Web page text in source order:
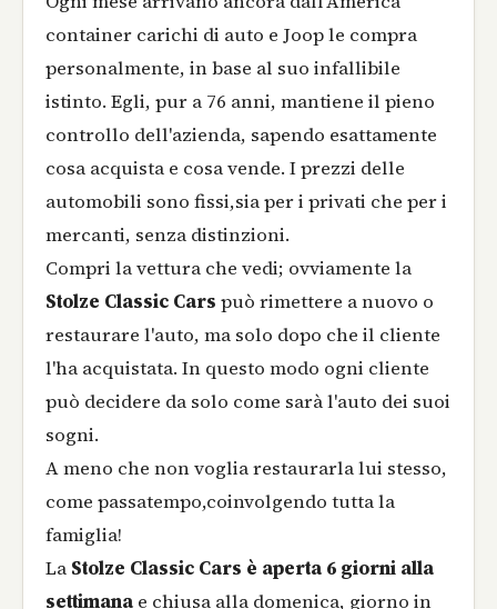
container carichi di auto e Joop le compra
personalmente, in base al suo infallibile
istinto. Egli, pur a 76 anni, mantiene il pieno
controllo dell'azienda, sapendo esattamente
cosa acquista e cosa vende. I prezzi delle
automobili sono fissi,sia per i privati che per i
mercanti, senza distinzioni.
Compri la vettura che vedi; ovviamente la
Stolze Classic Cars può rimettere a nuovo o
restaurare l'auto, ma solo dopo che il cliente
l'ha acquistata. In questo modo ogni cliente
può decidere da solo come sarà l'auto dei suoi
sogni.
A meno che non voglia restaurarla lui stesso,
come passatempo,coinvolgendo tutta la
famiglia!
La Stolze Classic Cars è aperta 6 giorni alla
settimana e chiusa alla domenica, giorno in